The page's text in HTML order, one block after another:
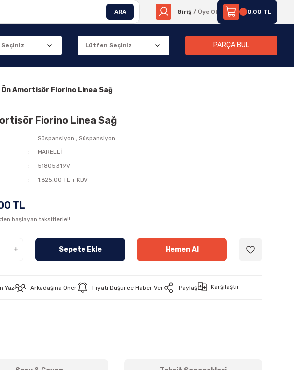
ARA Giriş / Üye Ol 0,00 TL
PARÇA BUL
Ön Amortisör Fiorino Linea Sağ
Fiorino Linea Sağ
Süspansiyon ,Süspansiyon
MARELLİ
51805319V
1.625,00 TL + KDV
TL
başlayan taksitlerle!!
+ Sepete Ekle Hemen Al
Yaz Arkadaşına Öner Fiyatı Düşünce Haber Ver Paylaş Karşılaştır